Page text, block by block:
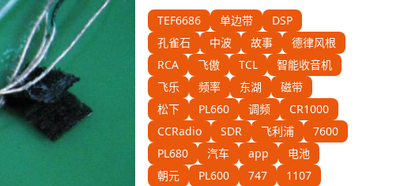
TEF6686 单边带
DSP
孔雀石
中波 故事
德律风根
RCA
飞傲 TCL
智能收音机
飞乐
频率 东湖
磁带
松下
PL660 调频
CR1000
CCRadio
SDR 飞利浦
7600
PL680
汽车 app
电池
朝元
PL600 747
1107